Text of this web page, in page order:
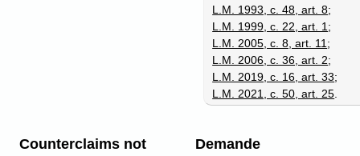
L.M. 1993, c. 48, art. 8;
L.M. 1999, c. 22, art. 1 ;
L.M. 2005, c. 8, art. 11 ;
L.M. 2006, c. 36, art. 2;
L.M. 2019, c. 16, art. 33;
L.M. 2021, c. 50, art. 25
Counterclaims not
Demande